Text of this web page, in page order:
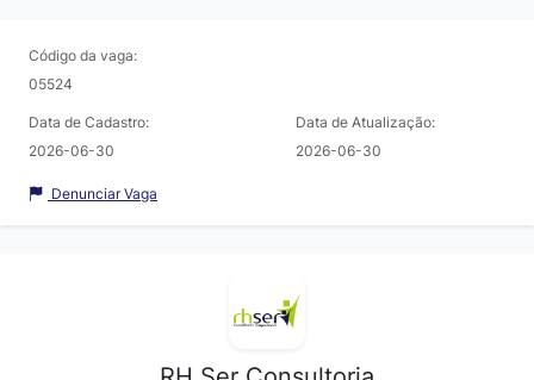
Código da vaga:
05524
Data de Cadastro:
2026-06-30
Data de Atualização:
2026-06-30
Denunciar Vaga